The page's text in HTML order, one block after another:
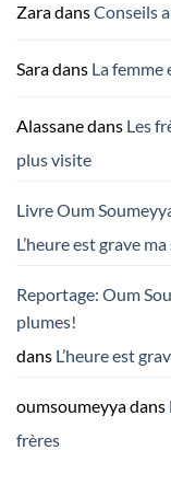
ZaradansConseils
Saradans La femme
Alassanedans Les
plus visite
Livre Oum
L’heure est grave
Reportage: Oum
plumes!
dans L’heure est
oumsoumeyyadans
frères